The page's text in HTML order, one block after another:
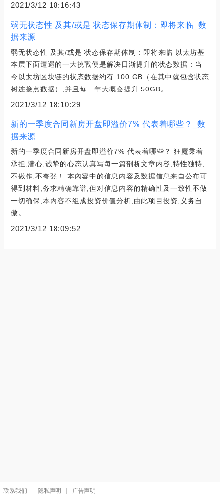
2021/3/12 18:16:43
弱无状态性 及其/或是 状态保存期体制：即将来临_数
据来源
弱无状态性 及其/或是 状态保存期体制：即将来临 以太坊基
本层下面遭遇的一大挑戰便是解决日渐提升的状态数据：当
今以太坊区块链的状态数据约有 100 GB（在其中就包含状态
树连接点数据）,并且每一年大概会提升 50GB。
2021/3/12 18:10:29
新的一季度合同新房开盘即溢价7% 代表着哪些？_数
据来源
新的一季度合同新房开盘即溢价7% 代表着哪些？ 狂魔秉着
承担,潜心,诚挚的心态认真写每一篇剖析文章内容,特性独特,
不做作,不夸张！ 本內容中的信息内容及数据信息来自公布可
得到材料,务求精确靠谱,但对信息内容的精确性及一致性不做
一切确保,本內容不组成投资价值分析,由此项目投资,义务自
傲。
2021/3/12 18:09:52
联系我们 隐私声明 广告声明